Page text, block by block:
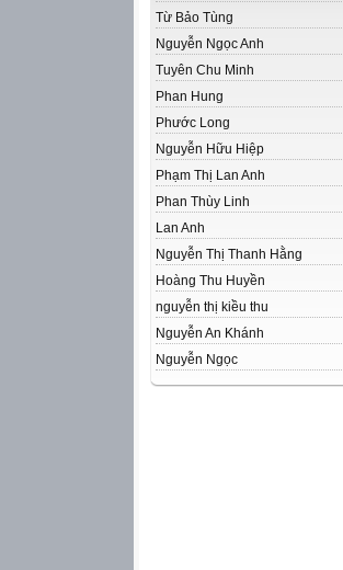
Từ Bảo Tùng
Nguyễn Ngọc Anh
Tuyên Chu Minh
Phan Hung
Phước Long
Nguyễn Hữu Hiệp
Phạm Thị Lan Anh
Phan Thùy Linh
Lan Anh
Nguyễn Thị Thanh Hằng
Hoàng Thu Huyền
nguyễn thị kiều thu
Nguyễn An Khánh
Nguyễn Ngọc